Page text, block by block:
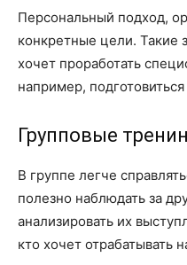
Персональный подход,
конкретные цели. Такие
хочет проработать
например,
Групповые
В группе легче
полезно наблюдать за
анализировать их
кто хочет отрабатывать